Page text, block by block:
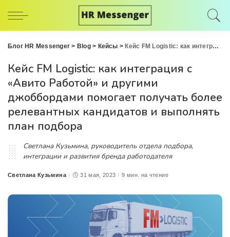
Блог HR Messenger > Blog> Кейсы > Кейс FM Logistic: как интеграция с «Авито Работой» и другими джоббордами помогает получать более релевантных кандидатов и выполнять план подбора
Кейс FM Logistic: как интеграция с
«Авито Работой» и другими
джоббордами помогает получать более
релевантных кандидатов и выполнять
план подбора
Светлана Кузьмина, руководитель отдела подбора,
интеграции и развития бренда работодателя
Posted
Светлана Кузьмина 31 мая, 2023 9 мин. на чтение